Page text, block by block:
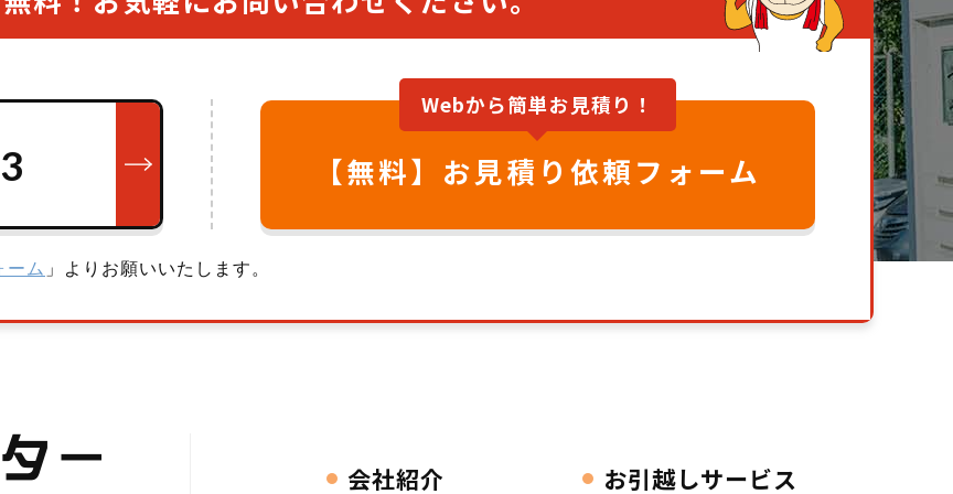
Webから簡単お見積り！
【無料】お見積り依頼フォーム
ーム 」よりお願いいたします。
会社紹介 お引越しサービス